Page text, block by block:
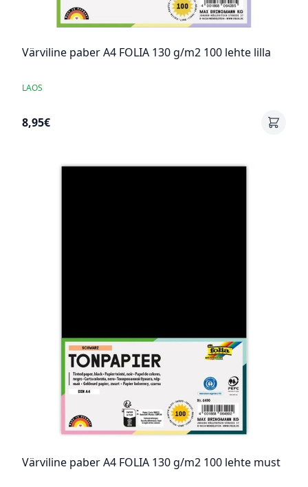
Värviline paber A4 FOLIA 130 g/m2 100 lehte lilla
LAOS
8,95€
Värviline paber A4 FOLIA 130 g/m2 100 lehte must